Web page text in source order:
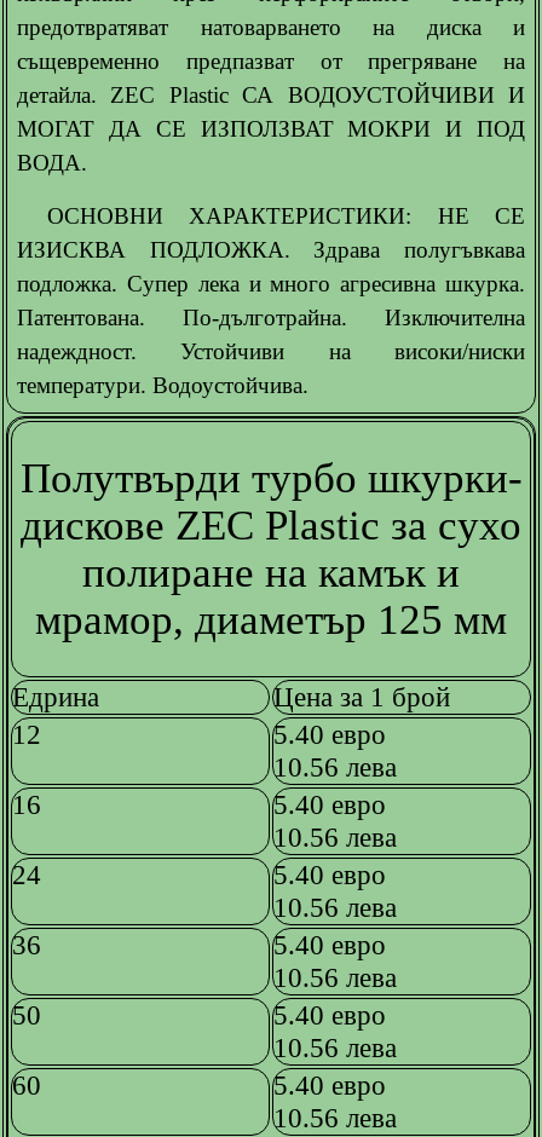
предотвратяват натоварването на диска и
същевременно предпазват от прегряване на
детайла. ZEC Plastic СА ВОДОУСТОЙЧИВИ И
МОГАТ ДА СЕ ИЗПОЛЗВАТ МОКРИ И ПОД
ВОДА.
ОСНОВНИ ХАРАКТЕРИСТИКИ: НЕ СЕ
ИЗИСКВА ПОДЛОЖКА. Здрава полугъвкава
подложка. Супер лека и много агресивна шкурка.
Патентована. По-дълготрайна. Изключителна
надеждност. Устойчиви на високи/ниски
температури. Водоустойчива.
Полутвърди турбо шкурки-
дискове ZEC Plastic за сухо
полиране на камък и
мрамор, диаметър 125 мм
Едрина
Цена за 1 брой
12
5.40 евро
10.56 лева
16
5.40 евро
10.56 лева
24
5.40 евро
10.56 лева
36
5.40 евро
10.56 лева
50
5.40 евро
10.56 лева
60
5.40 евро
10.56 лева